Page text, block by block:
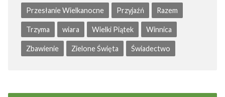
Przesłanie Wielkanocne Przyjaźń Razem
Trzyma wiara Wielki Piątek Winnica
Zbawienie Zielone Święta Świadectwo